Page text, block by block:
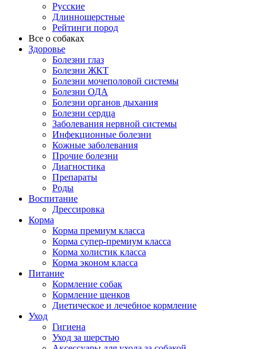
Русские
Длинношерстные
Рейтинги пород
Все о собаках
Здоровье
Болезни глаз
Болезни ЖКТ
Болезни мочеполовой системы
Болезни ОДА
Болезни органов дыхания
Болезни сердца
Заболевания нервной системы
Инфекционные болезни
Кожные заболевания
Прочие болезни
Диагностика
Препараты
Роды
Воспитание
Дрессировка
Корма
Корма премиум класса
Корма супер-премиум класса
Корма холистик класса
Корма эконом класса
Питание
Кормление собак
Кормление щенков
Диетическое и лечебное кормление
Уход
Гигиена
Уход за шерстью